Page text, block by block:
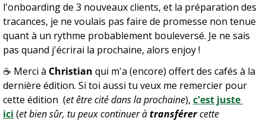
l'onboarding de 3 nouveaux clients, et la préparation des
tracances, je ne voulais pas faire de promesse non tenue
quant à un rythme probablement bouleversé. Je ne sais
pas quand j'écrirai la prochaine, alors enjoy !
☕️ Merci à Christian qui m'a (encore) offert des cafés à la
dernière édition. Si toi aussi tu veux me remercier pour
cette édition  (et être cité dans la prochaine), c'est juste
ici (et bien sûr, tu peux continuer à transférer cette